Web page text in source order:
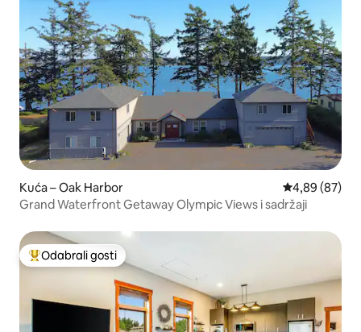
Kuća – Oak Harbor Prosječna
4,89 (87)
Grand Waterfront Getaway Olympic Views i sadržaji
Među najviše rangiranima s oznakom „Odabrali gosti”
Odabrali gosti